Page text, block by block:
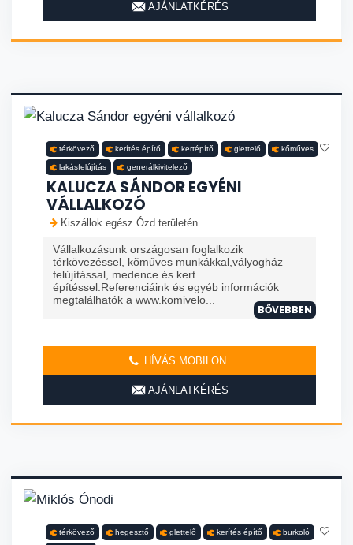
AJÁNLATKÉRÉS
térkövező kerítés építő kertépítő glettelő kőműves
lakásfelújítás generálkivitelező
KALUCZA SÁNDOR EGYÉNI
VÁLLALKOZÓ
Kiszállok egész Ózd területén
Vállalkozásunk országosan foglalkozik
térkövezéssel, kõműves munkákkal,vályogház
felújítással, medence és kert
építéssel.Referenciáink és egyéb információk
megtalálhatók a www.komivelo...
BŐVEBBEN
HÍVÁS MOBILON
AJÁNLATKÉRÉS
térkövező hegesztő glettelő kerítés építő burkoló